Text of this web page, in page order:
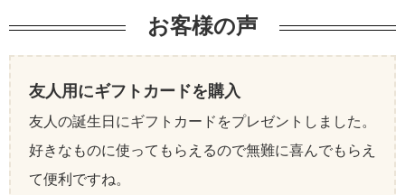
お客様の声
友人用にギフトカードを購入
友人の誕生日にギフトカードをプレゼントしました。
好きなものに使ってもらえるので無難に喜んでもらえ
て便利ですね。